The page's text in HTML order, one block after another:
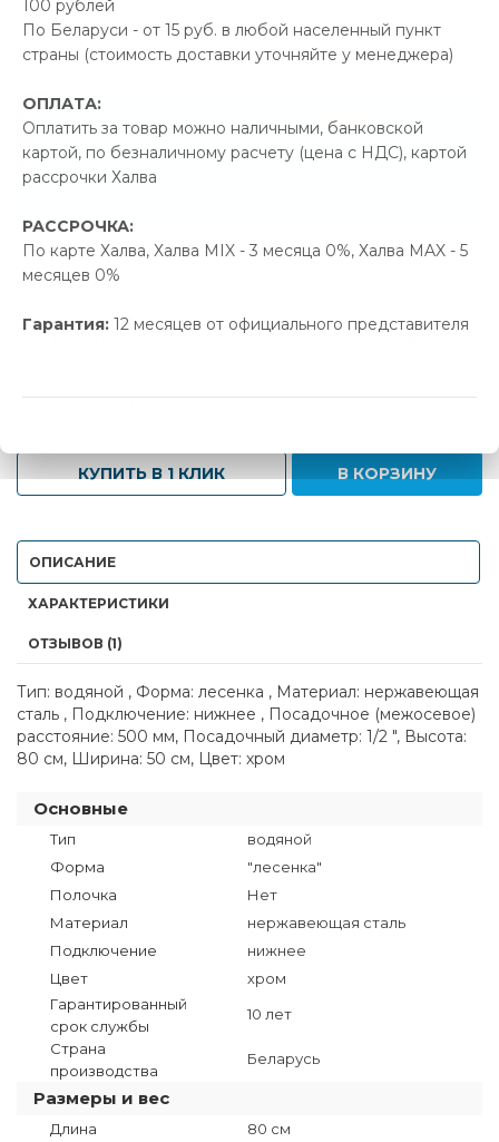
100 рублей
По Беларуси - от 15 руб. в любой населенный пункт
страны (стоимость доставки уточняйте у менеджера)
ОПЛАТА:
Оплатить за товар можно наличными, банковской
картой, по безналичному расчету (цена с НДС), картой
рассрочки Халва
РАССРОЧКА:
По карте Халва, Халва MIX - 3 месяца 0%, Халва MAX - 5
месяцев 0%
Гарантия: 12 месяцев от официального представителя
Код Товара: aqt052602
-5%
Экономия44.00 р.
В наличии
Новая цена Старая цена
КУПИТЬ В 1 КЛИК В КОРЗИНУ
ОПИСАНИЕ
ХАРАКТЕРИСТИКИ
ОТЗЫВОВ (1)
Тип: водяной , Форма: лесенка , Материал: нержавеющая
сталь , Подключение: нижнее , Посадочное (межосевое)
расстояние: 500 мм, Посадочный диаметр: 1/2 ", Высота:
80 см, Ширина: 50 см, Цвет: хром
Основные
Тип
водяной
Форма
"лесенка"
Полочка
Нет
Материал
нержавеющая сталь
Подключение
нижнее
Цвет
хром
Гарантированный
срок службы
10 лет
Страна
производства
Беларусь
Размеры и вес
Длина 80 см